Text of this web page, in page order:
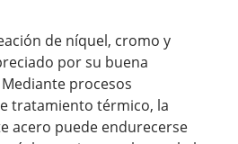
de níquel, cromo y
por su buena
procesos
tratamiento térmico, la
acero puede endurecerse